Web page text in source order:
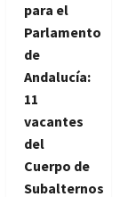
para el
Parlamento
de
Andalucía:
11
vacantes
del
Cuerpo de
Subalternos